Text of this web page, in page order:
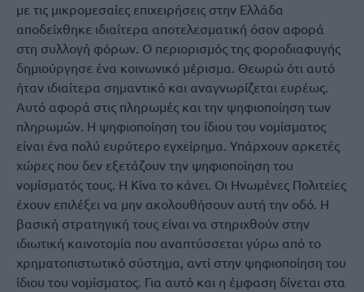
με τις μικρομεσαίες επιχειρήσεις στην Ελλάδα
αποδείχθηκε ιδιαίτερα αποτελεσματική όσον αφορά
στη συλλογή φόρων. Ο περιορισμός της φοροδιαφυγής
δημιούργησε ένα κοινωνικό μέρισμα. Θεωρώ ότι αυτό
ήταν ιδιαίτερα σημαντικό και αναγνωρίζεται ευρέως.
Αυτό αφορά στις πληρωμές και την ψηφιοποίηση των
πληρωμών. Η ψηφιοποίηση του ίδιου του νομίσματος
είναι ένα πολύ ευρύτερο εγχείρημα. Υπάρχουν αρκετές
χώρες που δεν εξετάζουν την ψηφιοποίηση του
νομίσματός τους. Η Κίνα το κάνει. Οι Ηνωμένες Πολιτείες
έχουν επιλέξει να μην ακολουθήσουν αυτή την οδό. Η
βασική στρατηγική τους είναι να στηριχθούν στην
ιδιωτική καινοτομία που αναπτύσσεται γύρω από το
χρηματοπιστωτικό σύστημα, αντί στην ψηφιοποίηση του
ίδιου του νομίσματος. Για αυτό και η έμφαση δίνεται στα